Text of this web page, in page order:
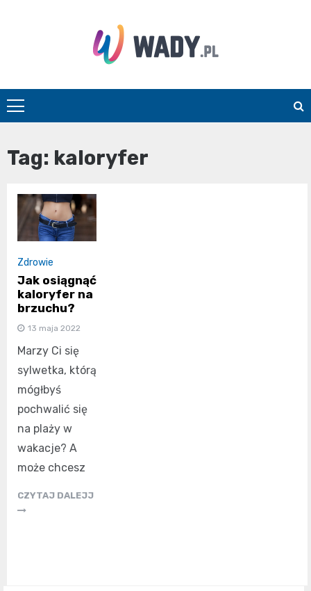
wady.pl
Tag: kaloryfer
Zdrowie
Jak osiągnąć
kaloryfer na
brzuchu?
13 maja 2022
Marzy Ci się
sylwetka, którą
mógłbyś
pochwalić się
na plaży w
wakacje? A
może chcesz
CZYTAJ DALEJJ